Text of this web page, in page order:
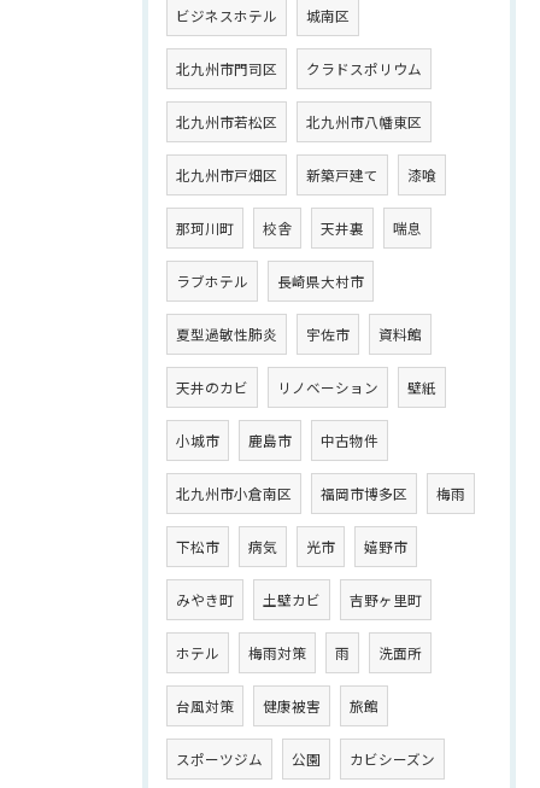
ビジネスホテル 城南区
北九州市門司区 クラドスポリウム
北九州市若松区 北九州市八幡東区
北九州市戸畑区 新築戸建て 漆喰
那珂川町 校舎 天井裏 喘息
ラブホテル 長崎県大村市
夏型過敏性肺炎 宇佐市 資料館
天井のカビ リノベーション 壁紙
小城市 鹿島市 中古物件
北九州市小倉南区 福岡市博多区 梅雨
下松市 病気 光市 嬉野市
みやき町 土壁カビ 吉野ヶ里町
ホテル 梅雨対策 雨 洗面所
台風対策 健康被害 旅館
スポーツジム 公園 カビシーズン